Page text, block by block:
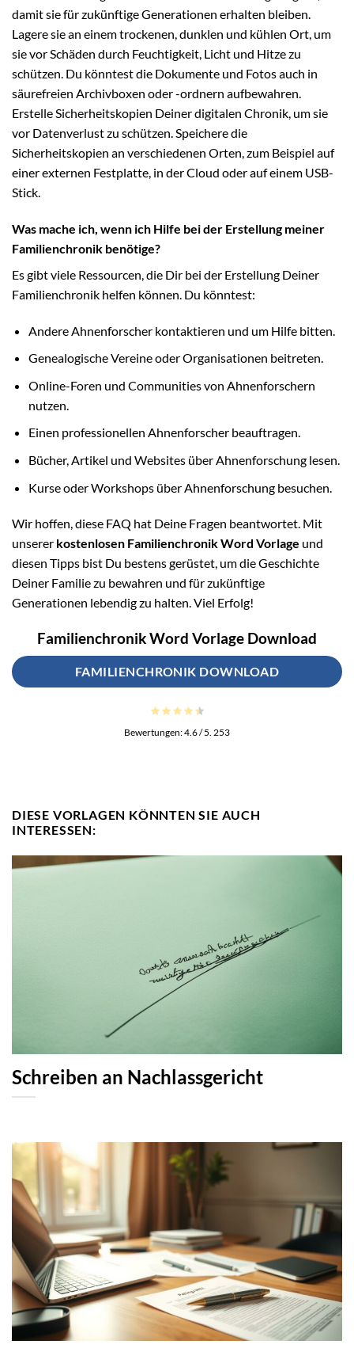
damit sie für zukünftige Generationen erhalten bleiben.
Lagere sie an einem trockenen, dunklen und kühlen Ort, um
sie vor Schäden durch Feuchtigkeit, Licht und Hitze zu
schützen. Du könntest die Dokumente und Fotos auch in
säurefreien Archivboxen oder -ordnern aufbewahren.
Erstelle Sicherheitskopien Deiner digitalen Chronik, um sie
vor Datenverlust zu schützen. Speichere die
Sicherheitskopien an verschiedenen Orten, zum Beispiel auf
einer externen Festplatte, in der Cloud oder auf einem USB-
Stick.
Was mache ich, wenn ich Hilfe bei der Erstellung meiner
Familienchronik benötige?
Es gibt viele Ressourcen, die Dir bei der Erstellung Deiner
Familienchronik helfen können. Du könntest:
Andere Ahnenforscher kontaktieren und um Hilfe bitten.
Genealogische Vereine oder Organisationen beitreten.
Online-Foren und Communities von Ahnenforschern
nutzen.
Einen professionellen Ahnenforscher beauftragen.
Bücher, Artikel und Websites über Ahnenforschung lesen.
Kurse oder Workshops über Ahnenforschung besuchen.
Wir hoffen, diese FAQ hat Deine Fragen beantwortet. Mit
unserer kostenlosen Familienchronik Word Vorlage und
diesen Tipps bist Du bestens gerüstet, um die Geschichte
Deiner Familie zu bewahren und für zukünftige
Generationen lebendig zu halten. Viel Erfolg!
Familienchronik Word Vorlage Download
FAMILIENCHRONIK DOWNLOAD
Bewertungen:4.6/ 5. 253
DIESE VORLAGEN KÖNNTEN SIE AUCH
INTERESSEN:
Schreiben an Nachlassgericht